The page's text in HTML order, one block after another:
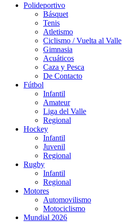
Polideportivo
Básquet
Tenis
Atletismo
Ciclismo / Vuelta al Valle
Gimnasia
Acuáticos
Caza y Pesca
De Contacto
Fútbol
Infantil
Amateur
Liga del Valle
Regional
Hockey
Infantil
Juvenil
Regional
Rugby
Infantil
Regional
Motores
Automovilismo
Motociclismo
Mundial 2026